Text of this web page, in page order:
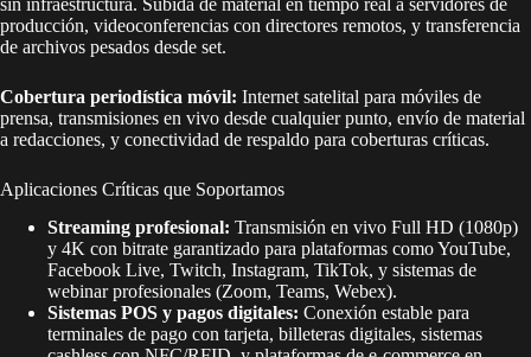
producción, videoconferencias con directores remotos, y transferencia
de archivos pesados desde set.
Cobertura periodística móvil: Internet satelital para móviles de
prensa, transmisiones en vivo desde cualquier punto, envío de material
a redacciones, y conectividad de respaldo para coberturas críticas.
Aplicaciones Críticas que Soportamos
Streaming profesional: Transmisión en vivo Full HD (1080p)
y 4K con bitrate garantizado para plataformas como YouTube,
Facebook Live, Twitch, Instagram, TikTok, y sistemas de
webinar profesionales (Zoom, Teams, Webex).
Sistemas POS y pagos digitales: Conexión estable para
terminales de pago con tarjeta, billeteras digitales, sistemas